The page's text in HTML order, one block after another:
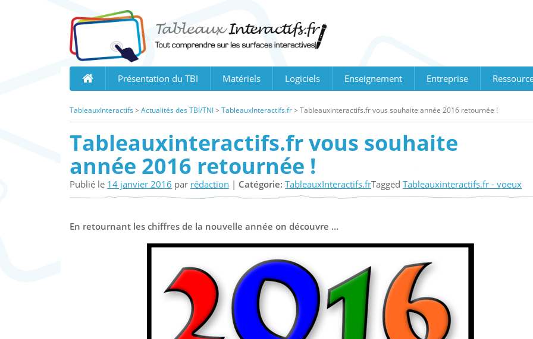
Présentation du TBI Matériels Logiciels Enseignement Entreprise
TableauxInteractifs > Actualités des TBI/TNI> TableauxInteractifs.fr> Tableauxinteractifs.fr vous souhaite année 2016 retournée !
Tableauxinteractifs.fr vous souhaite
année 2016 retournée !
Publié le 14 janvier 2016 par rédaction | Catégorie: TableauxInteractifs.frTagged Tableauxinteractifs.fr - voeux
En retournant les chiffres de la nouvelle année on découvre …